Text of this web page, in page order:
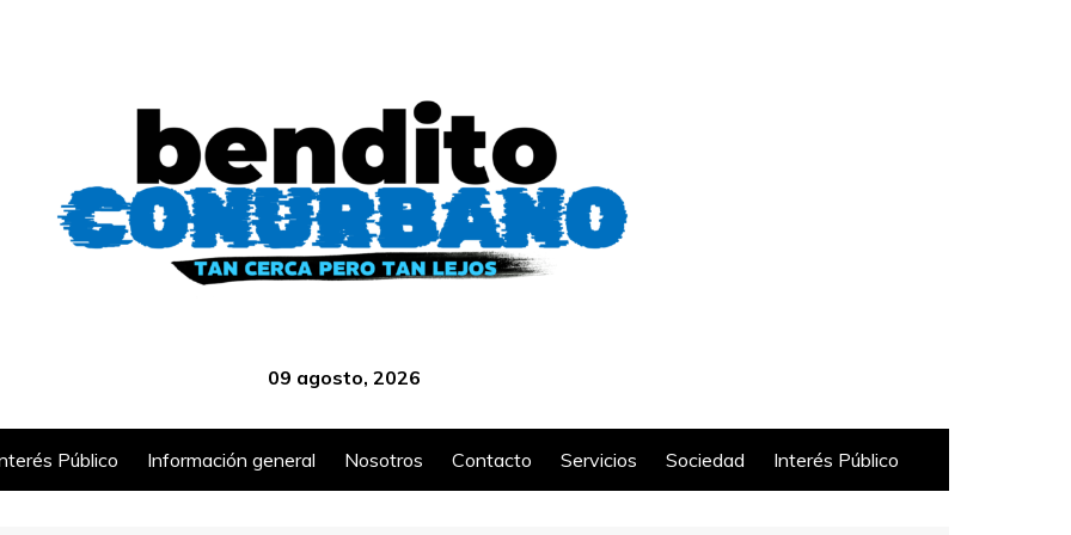
09 agosto, 2026
Público Información general Nosotros Contacto Servicios Sociedad Interés Público